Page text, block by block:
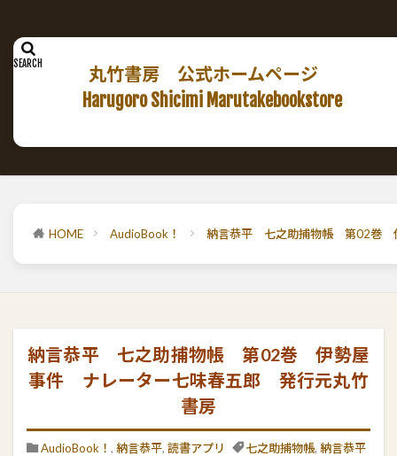
丸竹書房 公式ホームページ
Harugoro Shicimi Marutakebookstore
HOME AudioBook！ 納言恭平 七之助捕物帳 第02巻
納言恭平 七之助捕物帳 第02巻 伊勢屋
事件 ナレーター七味春五郎 発行元丸竹
書房
AudioBook！ , 納言恭平, 読書アプリ 七之助捕物帳, 納言恭平